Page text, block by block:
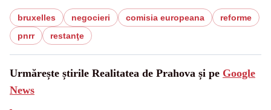
bruxelles negocieri comisia europeana
reforme
pnrr
restanţe
Urmărește știrile Realitatea de Prahova și pe Google
News